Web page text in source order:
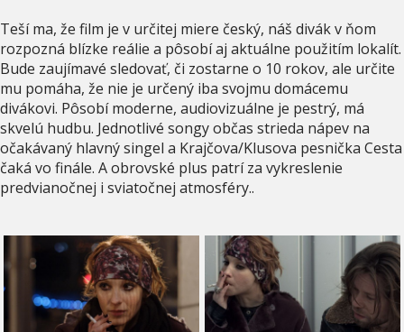
Teší ma, že film je v určitej miere český, náš divák v ňom
rozpozná blízke reálie a pôsobí aj aktuálne použitím lokalít.
Bude zaujímavé sledovať, či zostarne o 10 rokov, ale určite
mu pomáha, že nie je určený iba svojmu domácemu
divákovi. Pôsobí moderne, audiovizuálne je pestrý, má
skvelú hudbu. Jednotlivé songy občas strieda nápev na
očakávaný hlavný singel a Krajčova/Klusova pesnička Cesta
čaká vo finále. A obrovské plus patrí za vykreslenie
predvianočnej i sviatočnej atmosféry..